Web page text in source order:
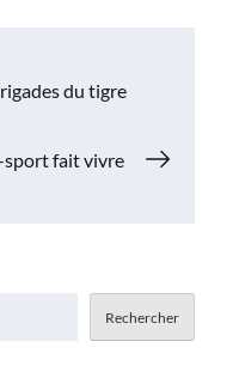
du tigre
sport fait vivre
Rechercher